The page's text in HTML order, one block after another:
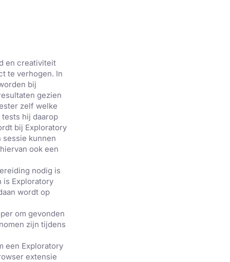
en creativiteit
te verhogen. In
bij
gezien
zelf welke
hij daarop
bij Exploratory
sessie kunnen
ook een
nodig is
is Exploratory
wordt op
om gevonden
zijn tijdens
een Exploratory
extensie